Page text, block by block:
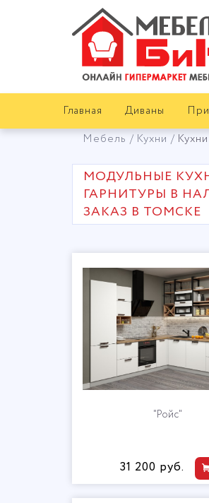
Главная Диваны
Мебель
Кухни
МОДУЛЬНЫЕ
ГАРНИТУРЫ В
ЗАКАЗ В ТОМСКЕ
"Ройс"
31 200 руб.